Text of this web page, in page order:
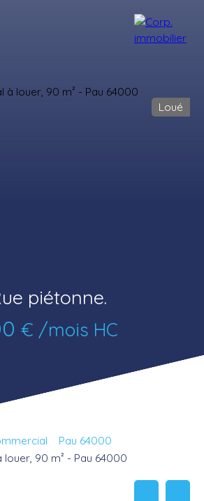
Loué
piétonne.
€ /mois HC
Pau 64000
90 m² - Pau 64000